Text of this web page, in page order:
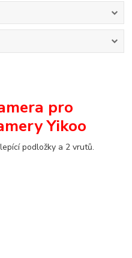
pro
Yikoo
podložky a 2 vrutů.